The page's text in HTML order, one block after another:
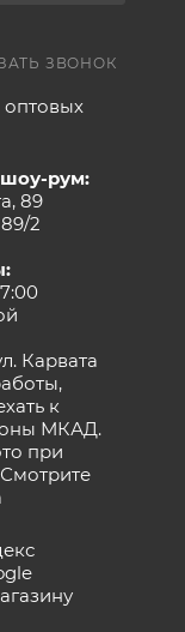
ЗВОНОК
оптовых
шоу-рум:
89
2
Карвата
к
МКАД.
при
Смотрите